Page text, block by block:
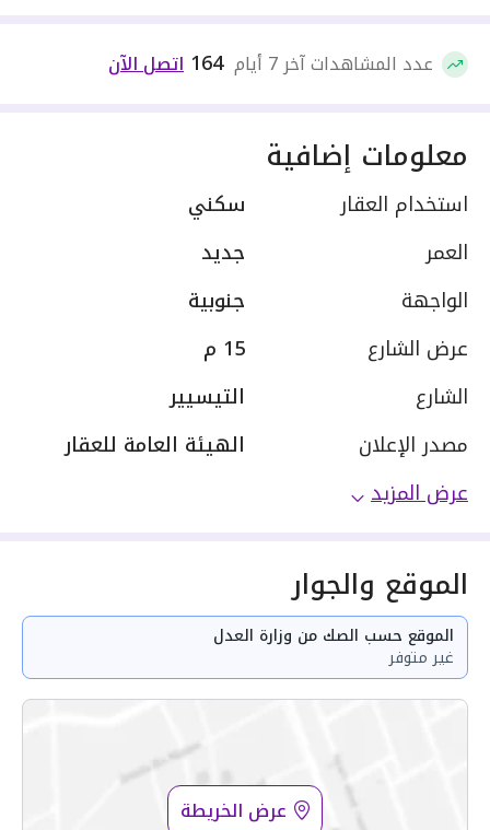
عدد المشاهدات آخر 7 أيام 164 اتصل الآن
معلومات إضافية
استخدام العقار
سكني
العمر
جديد
الواجهة
جنوبية
عرض الشارع
15 م
الشارع
التيسيير
مصدر الإعلان
الهيئة العامة للعقار
عرض المزيد
الموقع والجوار
الموقع حسب الصك من وزارة العدل
غير متوفر
عرض الخريطة